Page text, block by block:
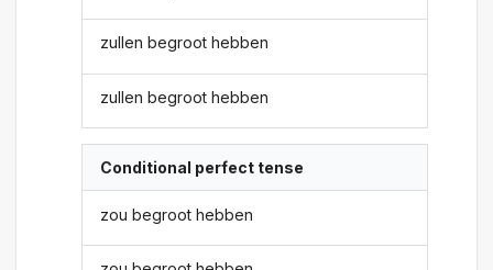
zullen begroot hebben
zullen begroot hebben
Conditional perfect tense
zou begroot hebben